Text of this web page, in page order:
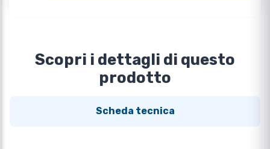
Scopri i dettagli di questo
prodotto
Scheda tecnica